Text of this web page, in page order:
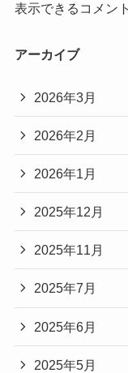
表示できるコメン
アーカイブ
2026年3月
2026年2月
2026年1月
2025年12月
2025年11月
2025年7月
2025年6月
2025年5月